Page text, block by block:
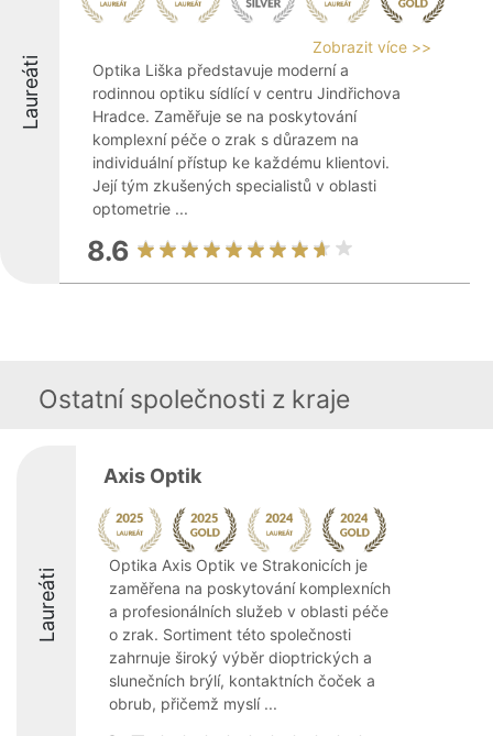
Laureáti
Zobrazit více >>
Optika Liška představuje moderní a
rodinnou optiku sídlící v centru Jindřichova
Hradce. Zaměřuje se na poskytování
komplexní péče o zrak s důrazem na
individuální přístup ke každému klientovi.
Její tým zkušených specialistů v oblasti
optometrie ...
8.6
Ostatní společnosti z kraje
Laureáti
Axis Optik
Optika Axis Optik ve Strakonicích je
zaměřena na poskytování komplexních
a profesionálních služeb v oblasti péče
o zrak. Sortiment této společnosti
zahrnuje široký výběr dioptrických a
slunečních brýlí, kontaktních čoček a
obrub, přičemž myslí ...